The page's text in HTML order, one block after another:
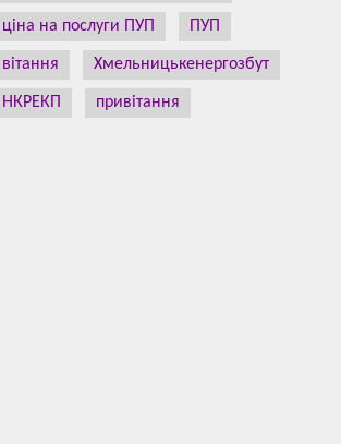
ціна на послуги ПУП ПУП
вітання Хмельницькенергозбут
НКРЕКП привітання